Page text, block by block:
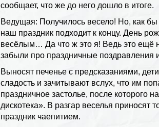
сообщает, что же до него дошло в итоге.
Ведущая: Получилось весело! Но, как
наш праздник подходит к концу. День
весёлым… Да что ж это я! Ведь это ещё
забыли про праздничные поздравления
Выносят печенье с предсказаниями,
сладость и зачитывают вслух, что им
праздничное застолье, после которого
дискотека». В разгар веселья приносят
праздник чаепитием.